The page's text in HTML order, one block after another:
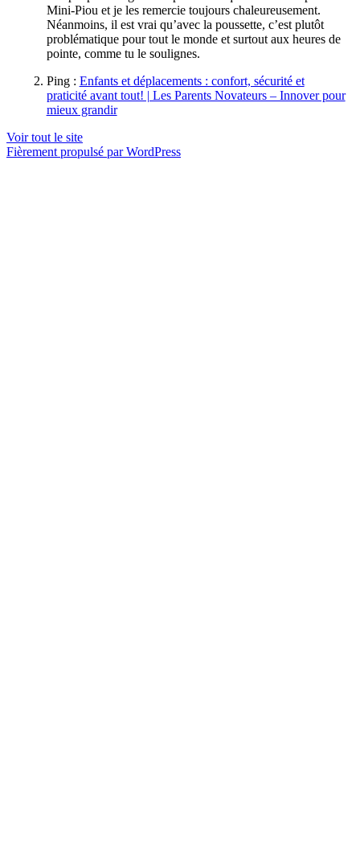
Mini-Piou et je les remercie toujours chaleureusement.
Néanmoins, il est vrai qu’avec la poussette, c’est plutôt
problématique pour tout le monde et surtout aux heures de
pointe, comme tu le soulignes.
Ping : Enfants et déplacements : confort, sécurité et
praticité avant tout! | Les Parents Novateurs – Innover pour
mieux grandir
Voir tout le site
Fièrement propulsé par WordPress